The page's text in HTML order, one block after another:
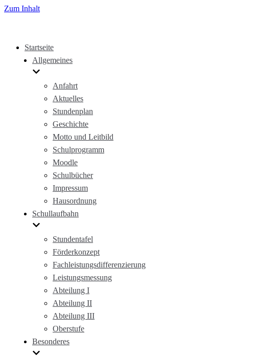
Zum Inhalt
Startseite
Allgemeines
Anfahrt
Aktuelles
Stundenplan
Geschichte
Motto und Leitbild
Schulprogramm
Moodle
Schulbücher
Impressum
Hausordnung
Schullaufbahn
Stundentafel
Förderkonzept
Fachleistungsdifferenzierung
Leistungsmessung
Abteilung I
Abteilung II
Abteilung III
Oberstufe
Besonderes